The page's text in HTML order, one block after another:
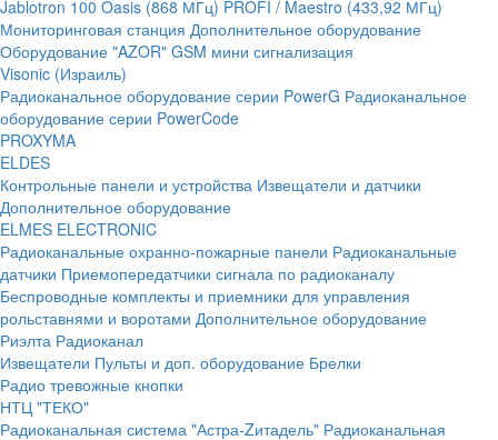
Jablotron 100 Oasis (868 МГц) PROFI / Maestro (433,92 МГц)
Мониторинговая станция Дополнительное оборудование
Оборудование "AZOR" GSM мини сигнализация
Visonic (Израиль)
Радиоканальное оборудование серии PowerG Радиоканальное
оборудование серии PowerCode
PROXYMA
ELDES
Контрольные панели и устройства Извещатели и датчики
Дополнительное оборудование
ELMES ELECTRONIC
Радиоканальные охранно-пожарные панели Радиоканальные
датчики Приемопередатчики сигнала по радиоканалу
Беспроводные комплекты и приемники для управления
рольставнями и воротами Дополнительное оборудование
Риэлта Радиоканал
Извещатели Пульты и доп. оборудование Брелки
Радио тревожные кнопки
НТЦ "ТЕКО"
Радиоканальная система "Астра-Zитадель" Радиоканальная